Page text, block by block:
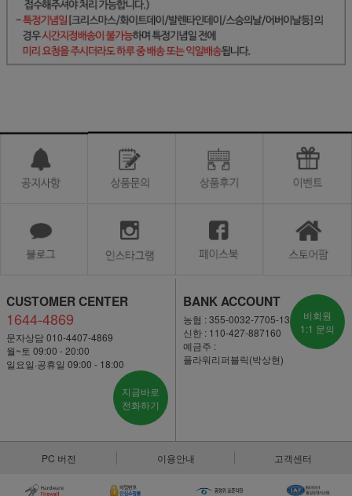
CUSTOMER CENTER
1644-4869
문자상담 010-4407-4869
월~토 09:00 - 20:00
일요일·공휴일 09:00 - 18:00
지금바로
전화하기
BANK ACCOUNT
농협 : 355-0032-7705-13
신한 : 110-427-887160
예금주 :
플라워리퍼블릭(박상현)
비회원
1:1 문의
PC 버전 이용안내 고객센터